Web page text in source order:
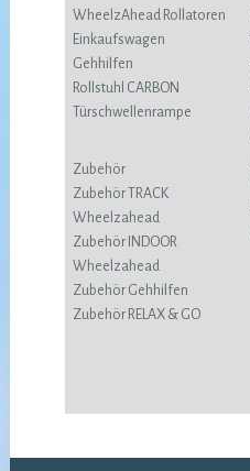
WheelzAhead Rollatoren
Einkaufswagen
Gehhilfen
Rollstuhl CARBON
Türschwellenrampe
Zubehör
Zubehör TRACK
Wheelzahead
Zubehör INDOOR
Wheelzahead
Zubehör Gehhilfen
Zubehör RELAX & GO